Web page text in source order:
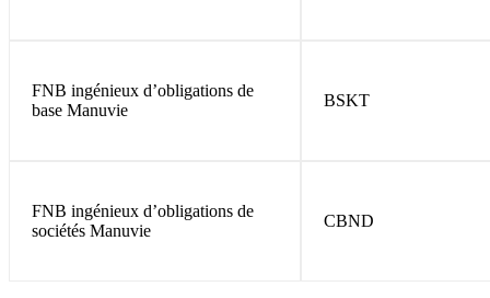
FNB ingénieux d’obligations de
base Manuvie
BSKT
FNB ingénieux d’obligations de
sociétés Manuvie
CBND